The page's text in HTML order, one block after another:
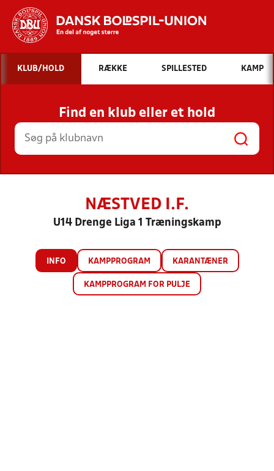
Hvad vil du søge efter?
INDHOLD OG NYHEDER
STILLINGER, RESULTATER, KLUBBER OG
HOLD
KLUB/HOLD RÆKKE SPILLESTED KAMP
Find en klub eller et hold
NÆSTVED I.F.
U14 Drenge Liga 1 Træningskamp
INFO KAMPPROGRAM KARANTÆNER
KAMPPROGRAM FOR PULJE